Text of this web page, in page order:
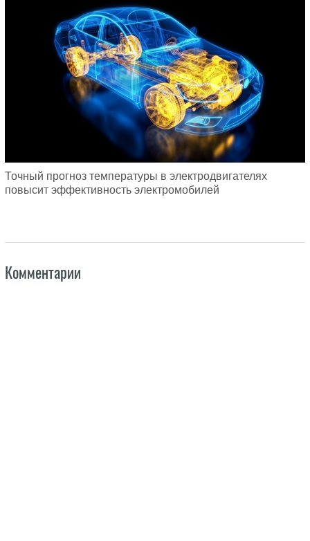
Точный прогноз температуры в электродвигателях
повысит эффективность электромобилей
Комментарии